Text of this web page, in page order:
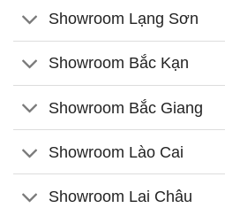
Showroom Lạng Sơn
Showroom Bắc Kạn
Showroom Bắc Giang
Showroom Lào Cai
Showroom Lai Châu